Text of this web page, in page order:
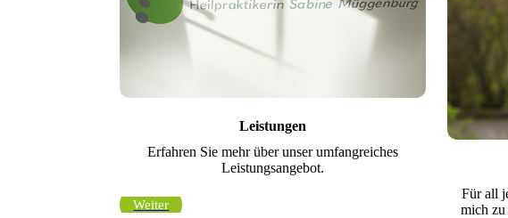
Leistungen
Erfahren Sie mehr über unser umfangreiches
Leistungsangebot.
Weiter
Für all
mich